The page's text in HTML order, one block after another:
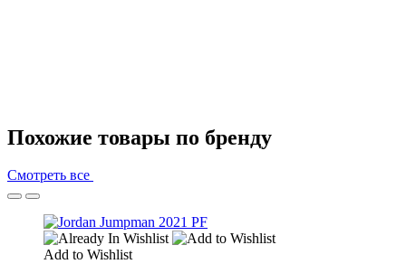
Похожие товары по бренду
Смотреть все
Add to Wishlist